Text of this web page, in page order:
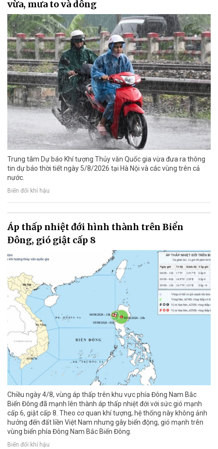
vừa, mưa to và dông
Trung tâm Dự báo Khí tượng Thủy văn Quốc gia vừa đưa ra thông
tin dự báo thời tiết ngày 5/8/2026 tại Hà Nội và các vùng trên cả
nước.
Biến đổi khí hậu
Áp thấp nhiệt đới hình thành trên Biển
Đông, gió giật cấp 8
Chiều ngày 4/8, vùng áp thấp trên khu vực phía Đông Nam Bắc
Biển Đông đã mạnh lên thành áp thấp nhiệt đới với sức gió mạnh
cấp 6, giật cấp 8. Theo cơ quan khí tượng, hệ thống này không ảnh
hưởng đến đất liền Việt Nam nhưng gây biển động, gió mạnh trên
vùng biển phía Đông Nam Bắc Biển Đông.
Biến đổi khí hậu